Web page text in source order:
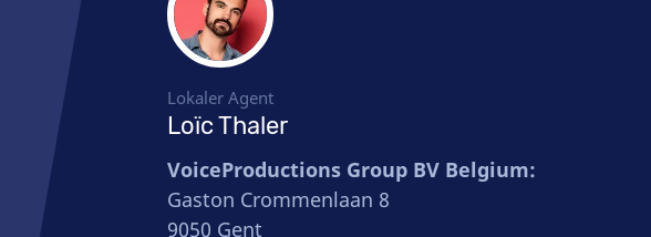
Lokaler Agent
Loïc Thaler
VoiceProductions Group BV Belgium:
Gaston Crommenlaan 8
9050 Gent